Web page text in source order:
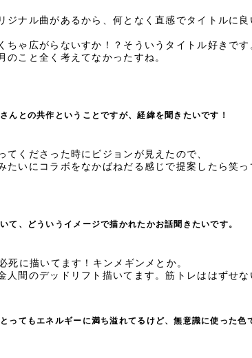
ジナル曲があるから、何となく直感でタイトルに
ちゃ広がらないすか！？そういうタイトル好きです
のこと全く考えてなかったすね。
んとの共作ということですが、経緯を聞きたいです！
てくださった時にビジョンが見えたので、
いにコラボをなかばねだる感じで提案したら笑っ
て、どういうイメージで描かれたかお話聞きたいです。
死に描いてます！キンメギンメとか。
人間のデッドリフト描いてます。筋トレははずせな
ってもエネルギーに満ち溢れてるけど、無意識に使った色